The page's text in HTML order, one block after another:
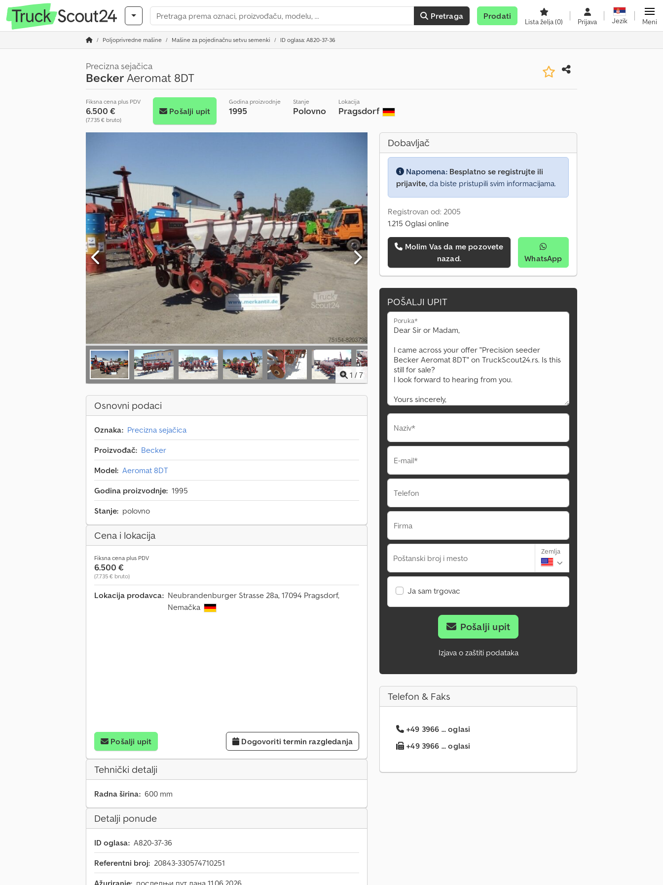
Pretraga Prodati
Lista želja(0) Prijava Jezik Meni
Poljoprivredne mašine Mašine za pojedinačnu setvu semenki ID oglasa: A820-37-36
Precizna sejačica
BeckerAeromat 8DT
Fiksna cena plus PDV
6.500 €
(7.735 € bruto)
Pošalji upit
Godina proizvodnje
1995
Stanje
Polovno
Lokacija
Pragsdorf
1 / 7
Osnovni podaci
Oznaka: Precizna sejačica
Proizvođač: Becker
Model: Aeromat 8DT
Godina proizvodnje: 1995
Stanje: polovno
Cena i lokacija
Fiksna cena plus PDV
6.500 €
(7.735 € bruto)
Lokacija prodavca: Neubrandenburger Strasse 28a, 17094 Pragsdorf,
Nemačka
Pošalji upit Dogovoriti termin razgledanja
Tehnički detalji
Radna širina: 600 mm
Detalji ponude
ID oglasa: A820-37-36
Referentni broj: 20843-330574710251
Dobavljač
Napomena: Besplatno se registrujte ili
prijavite, da biste pristupili svim informacijama.
Registrovan od: 2005
1.215 Oglasi online
nazad.
WhatsApp
POŠALJI UPIT
Poruka*
Naziv*
E-mail*
Telefon
Firma
Poštanski broj i mesto
Zemlja
Ja sam trgovac
Pošalji upit
Izjava o zaštiti podataka
Telefon & Faks
+49 3966 ... oglasi
+49 3966 ... oglasi